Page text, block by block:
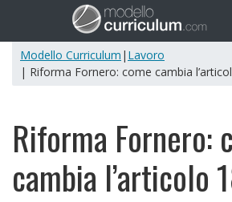
Modello Curriculum | Lavoro
| Riforma Fornero: come cambia
Riforma Fornero:
cambia l’articolo